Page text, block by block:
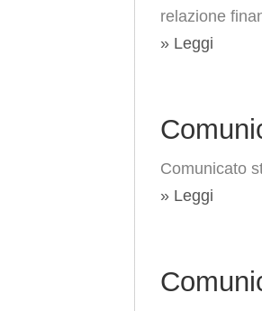
relazione
» Leggi
Comunicato
» Leggi